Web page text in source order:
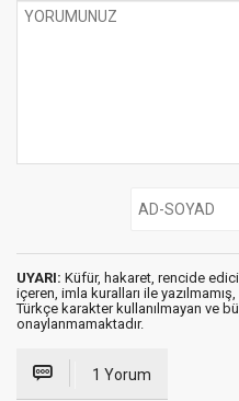
UYARI: Küfür, hakaret, rencide
içeren, imla kuralları ile yazılmamış,
Türkçe karakter kullanılmayan ve
onaylanmamaktadır.
1 Yorum